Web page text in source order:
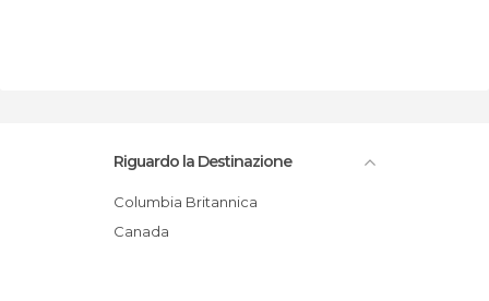
Riguardo la Destinazione
Columbia Britannica
Canada